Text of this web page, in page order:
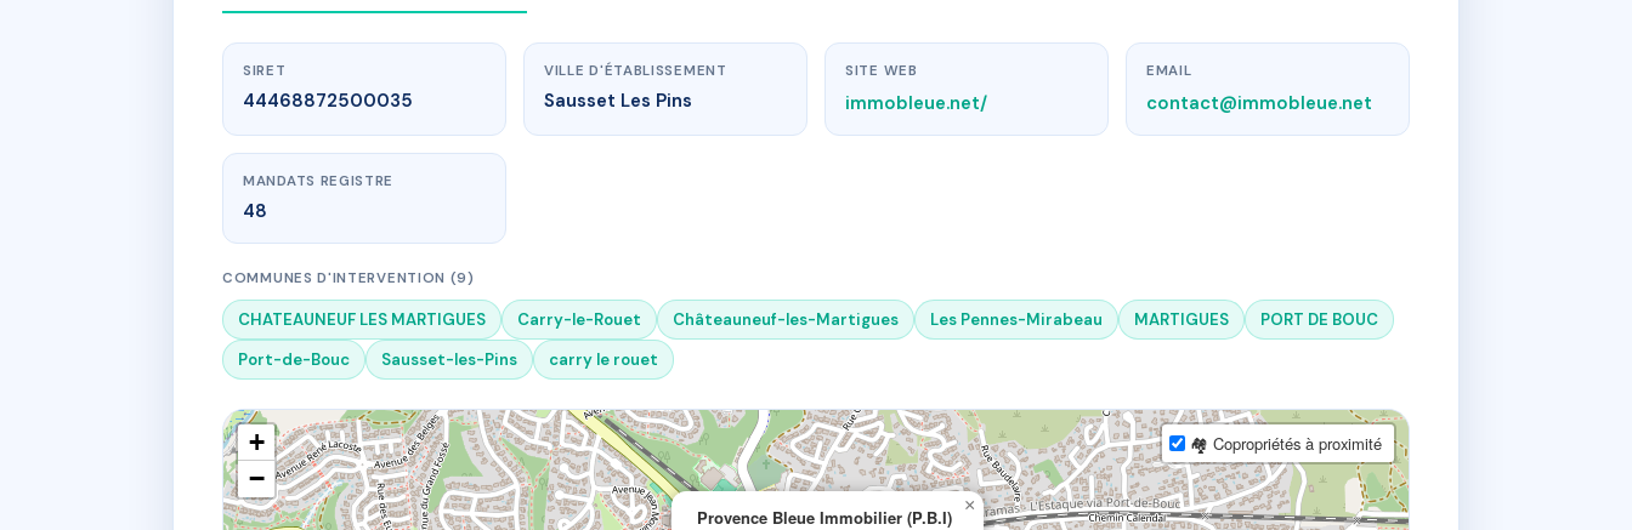
SIRET
44468872500035
VILLE D'ÉTABLISSEMENT
Sausset Les Pins
SITE WEB
immobleue.net/
EMAIL
contact@immobleue.net
MANDATS REGISTRE
48
COMMUNES D'INTERVENTION (9)
CHATEAUNEUF LES MARTIGUES Carry-le-Rouet Châteauneuf-les-Martigues Les Pennes-Mirabeau MARTIGUES
PORT DE BOUC
Port-de-Bouc
Sausset-les-Pins carry le rouet
Provence Bleue Immobilier (P.B.I)
×
+
−
🏘 Copropriétés à proximité